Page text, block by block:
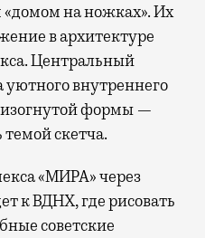
на ножках». Их
в архитектуре
Центральный
уютного внутреннего
формы —
скетча.
«МИРА» через
к ВДНХ, где рисовать
советские